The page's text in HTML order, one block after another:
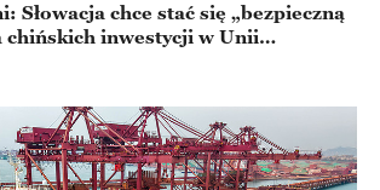
Słowacja chce stać się „bezpieczną
chińskich inwestycji w Unii